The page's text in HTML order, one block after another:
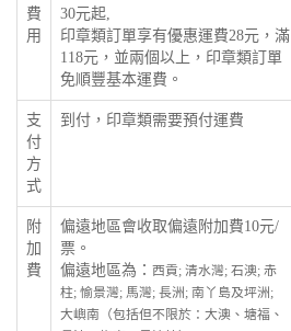
費
用
30元起,
印章類訂單享有優惠運費28元，滿
118元，並兩個以上，印章類訂單
免順豐基本運費。
支
付
方
式
到付，印章類需要預付運費
附
加
費
偏遠地區會收取偏遠附加費10元/
票。
偏遠地區為： 西貢; 清水灣; 石澳; 赤
柱; 愉景灣; 馬灣; 長洲; 南丫島及坪洲;
大嶼南（包括但不限於：大澳、塘福、